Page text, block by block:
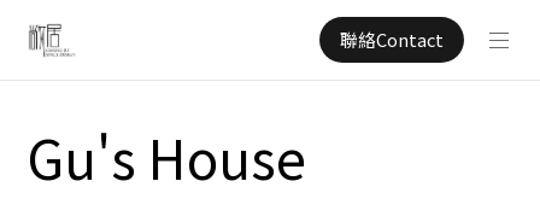
聯絡Contact
Gu's House